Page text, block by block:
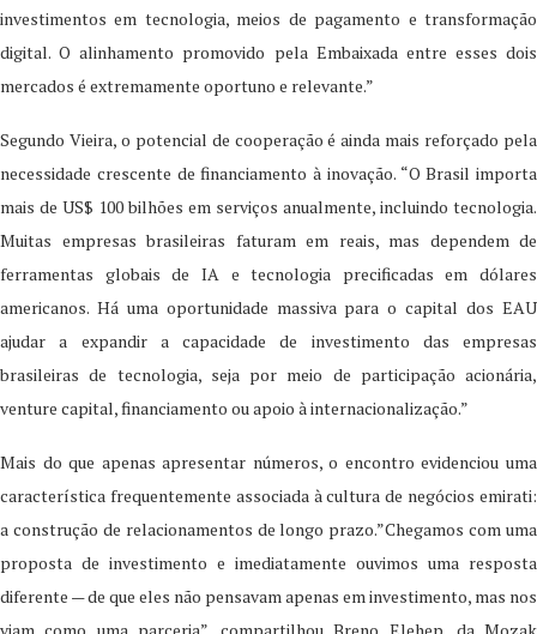
investimentos em tecnologia, meios de pagamento e transformação
digital. O alinhamento promovido pela Embaixada entre esses dois
mercados é extremamente oportuno e relevante.”
Segundo Vieira, o potencial de cooperação é ainda mais reforçado pela
necessidade crescente de financiamento à inovação. “O Brasil importa
mais de US$ 100 bilhões em serviços anualmente, incluindo tecnologia.
Muitas empresas brasileiras faturam em reais, mas dependem de
ferramentas globais de IA e tecnologia precificadas em dólares
americanos. Há uma oportunidade massiva para o capital dos EAU
ajudar a expandir a capacidade de investimento das empresas
brasileiras de tecnologia, seja por meio de participação acionária,
venture capital, financiamento ou apoio à internacionalização.”
Mais do que apenas apresentar números, o encontro evidenciou uma
característica frequentemente associada à cultura de negócios emirati:
a construção de relacionamentos de longo prazo.”Chegamos com uma
proposta de investimento e imediatamente ouvimos uma resposta
diferente — de que eles não pensavam apenas em investimento, mas nos